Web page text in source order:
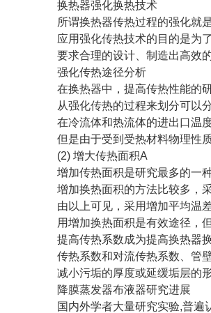
换热器强化换热技术
所谓换热器传热过程的强化就
应用强化传热技术的目的是为
要求合理的设计、制造出高效
强化传热途径分析
在换热器中，提高传热性能的
从强化传热的过程来划分可以
在冷流体和热流体的进出口温
但是由于受到受热材料物理性
(2) 增大传热面积A
增加传热面积是研究最多的一
增加换热面积的方法比较多，
由以上可见，采用增加平均温
用增加换热面积是有效途径，
提高传热系数成为提高换热器
传热系数和对流传热系数、管
减小污垢的厚度或延缓垢层的
降膜蒸发器布液器研究进展
国内外学者大量研究实验,普遍